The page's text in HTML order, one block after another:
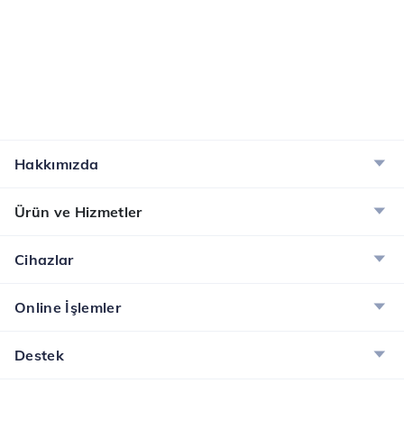
Hakkımızda
Ürün ve Hizmetler
Cihazlar
Online İşlemler
Destek